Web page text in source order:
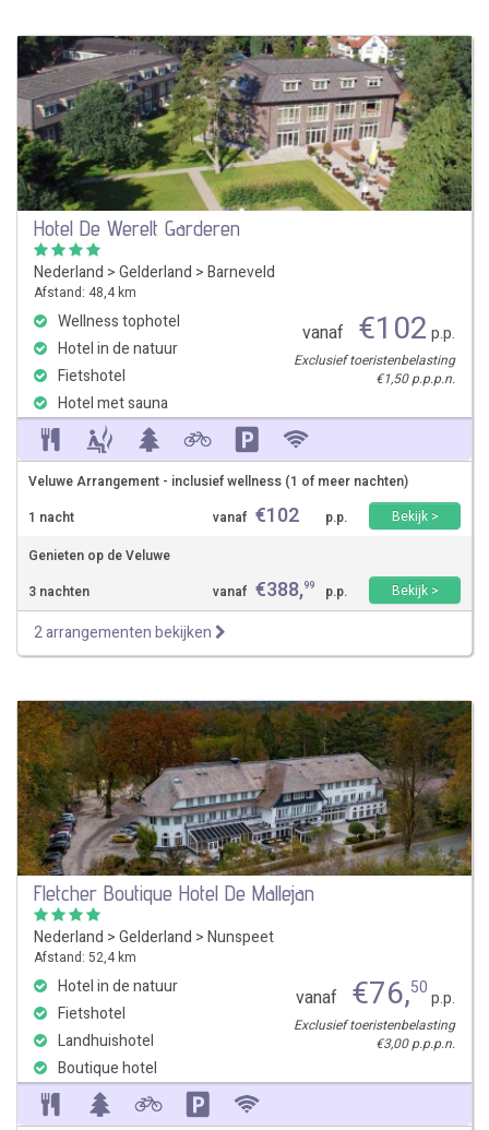
Hotel De Werelt Garderen
Nederland >Gelderland >Barneveld
Afstand: 48,4 km
Wellness tophotel
Hotel in de natuur
Fietshotel
Hotel met sauna
vanaf €102 p.p.
Exclusief toeristenbelasting
€1,50 p.p.p.n.
Veluwe Arrangement - inclusief wellness (1 of meer nachten)
1 nacht
vanaf €102 p.p.
Bekijk >
Genieten op de Veluwe
3 nachten
vanaf €388,99 p.p. Bekijk >
2 arrangementen bekijken
Fletcher Boutique Hotel De Mallejan
Nederland >Gelderland >Nunspeet
Afstand: 52,4 km
Hotel in de natuur
Fietshotel
Landhuishotel
Boutique hotel
vanaf €76,50p.p.
Exclusief toeristenbelasting
€3,00 p.p.p.n.